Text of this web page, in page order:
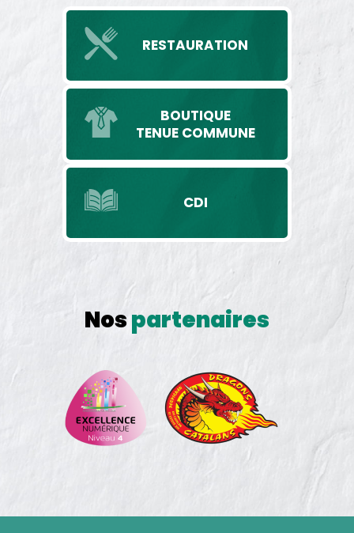
RESTAURATION
BOUTIQUE
TENUE COMMUNE
CDI
Nospartenaires